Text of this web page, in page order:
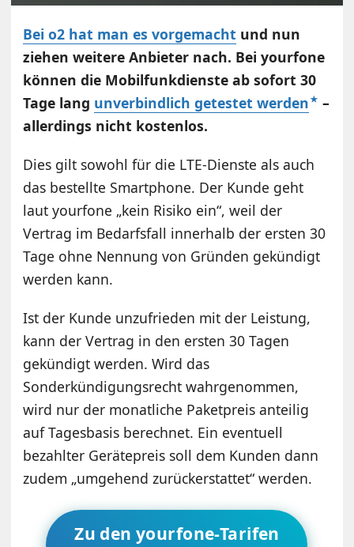
Bei o2 hat man es vorgemacht und nun
ziehen weitere Anbieter nach. Bei yourfone
können die Mobilfunkdienste ab sofort 30
Tage lang unverbindlich getestet werden
–
allerdings nicht kostenlos.
Dies gilt sowohl für die LTE-Dienste als auch
das bestellte Smartphone. Der Kunde geht
laut yourfone „kein Risiko ein“, weil der
Vertrag im Bedarfsfall innerhalb der ersten 30
Tage ohne Nennung von Gründen gekündigt
werden kann.
Ist der Kunde unzufrieden mit der Leistung,
kann der Vertrag in den ersten 30 Tagen
gekündigt werden. Wird das
Sonderkündigungsrecht wahrgenommen,
wird nur der monatliche Paketpreis anteilig
auf Tagesbasis berechnet. Ein eventuell
bezahlter Gerätepreis soll dem Kunden dann
zudem „umgehend zurückerstattet“ werden.
Zu den yourfone-Tarifen